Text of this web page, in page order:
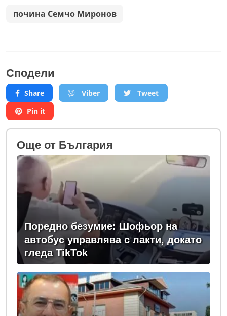
почина Семчо Миронов
Сподели
Share Viber
Tweet
Pin it
Oще от България
Поредно безумие: Шофьор на
автобус управлява с лакти, докато
гледа TikTok